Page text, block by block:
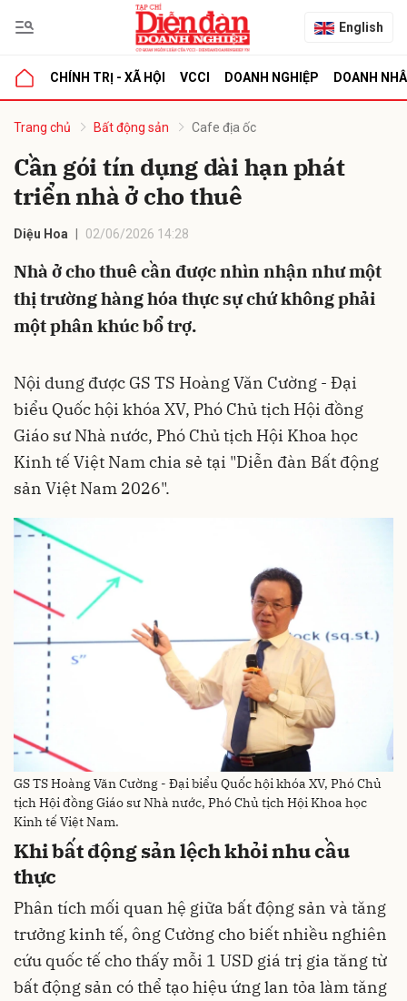
English
CHÍNH TRỊ - XÃ HỘI VCCI DOANH NGHIỆP DOANH
Trang chủ Bất động sản Cafe địa ốc
Cần gói tín dụng dài hạn phát
triển nhà ở cho thuê
Diệu Hoa 02/06/2026 14:28
Nhà ở cho thuê cần được nhìn nhận như một
thị trường hàng hóa thực sự chứ không phải
một phân khúc bổ trợ.
Nội dung được GS TS Hoàng Văn Cường - Đại
biểu Quốc hội khóa XV, Phó Chủ tịch Hội đồng
Giáo sư Nhà nước, Phó Chủ tịch Hội Khoa học
Kinh tế Việt Nam chia sẻ tại "Diễn đàn Bất động
sản Việt Nam 2026".
GS TS Hoàng Văn Cường - Đại biểu Quốc hội khóa XV, Phó Chủ
tịch Hội đồng Giáo sư Nhà nước, Phó Chủ tịch Hội Khoa học
Kinh tế Việt Nam.
Khi bất động sản lệch khỏi nhu cầu
thực
Phân tích mối quan hệ giữa bất động sản và tăng
trưởng kinh tế, ông Cường cho biết nhiều nghiên
cứu quốc tế cho thấy mỗi 1 USD giá trị gia tăng từ
bất động sản có thể tạo hiệu ứng lan tỏa làm tăng
luận
Hủy